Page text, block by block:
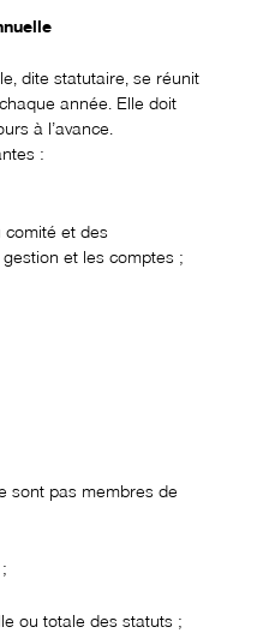
dite statutaire, se réunit
année. Elle doit
à l’avance.
:
et des
et les comptes ;
sont pas membres de
ou totale des statuts ;